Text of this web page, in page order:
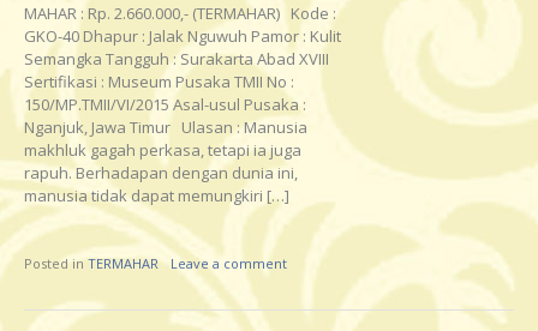
MAHAR : Rp. 2.660.000,- (TERMAHAR) Kode :
GKO-40 Dhapur : Jalak Nguwuh Pamor : Kulit
Semangka Tangguh : Surakarta Abad XVIII
Sertifikasi : Museum Pusaka TMII No :
150/MP.TMII/VI/2015 Asal-usul Pusaka :
Nganjuk, Jawa Timur Ulasan : Manusia
makhluk gagah perkasa, tetapi ia juga
rapuh. Berhadapan dengan dunia ini,
manusia tidak dapat memungkiri […]
Posted inTERMAHAR Leave a comment